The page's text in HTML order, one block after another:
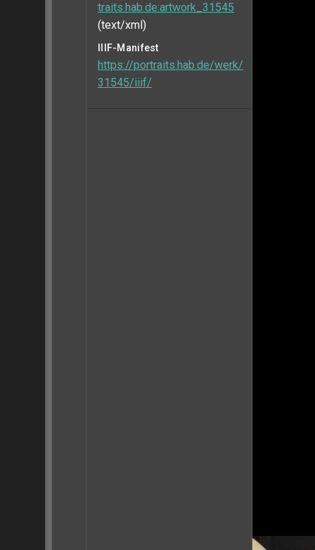
traits.hab.de:artwork_31545
(text/xml)
IIIF-Manifest
https://portraits.hab.de/werk/
31545/iiif/